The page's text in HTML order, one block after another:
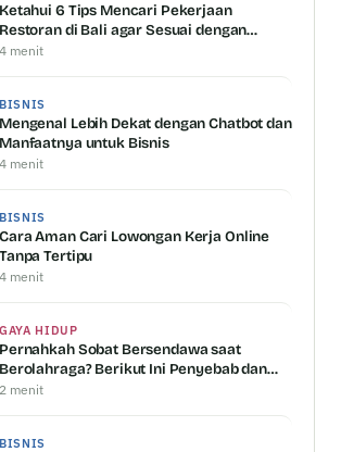
Ketahui 6 Tips Mencari Pekerjaan
Restoran di Bali agar Sesuai dengan
Kemampuan Anda
4 menit
BISNIS
Mengenal Lebih Dekat dengan Chatbot dan
Manfaatnya untuk Bisnis
4 menit
BISNIS
Cara Aman Cari Lowongan Kerja Online
Tanpa Tertipu
4 menit
GAYA HIDUP
Pernahkah Sobat Bersendawa saat
Berolahraga? Berikut Ini Penyebab dan
Penjelasannya
2 menit
BISNIS